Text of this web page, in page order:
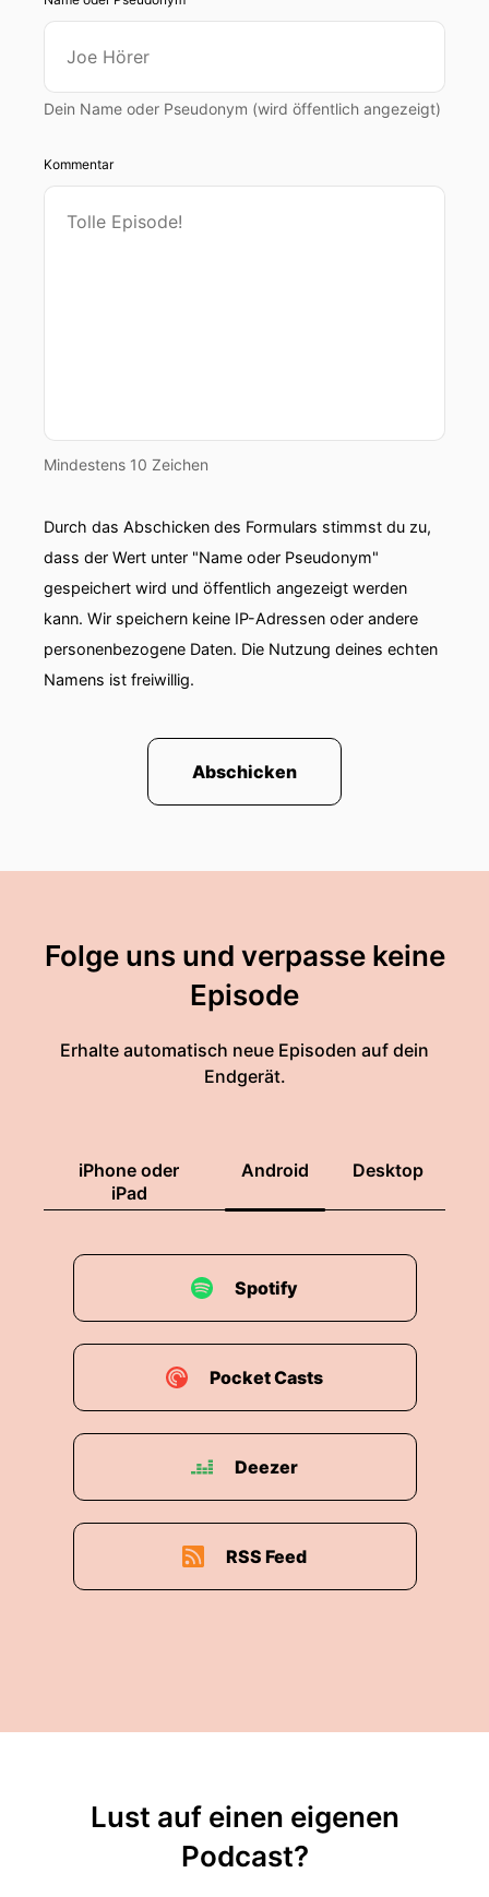
Dein Name oder Pseudonym (wird öffentlich angezeigt)
Kommentar
Mindestens 10 Zeichen
Durch das Abschicken des Formulars stimmst du zu,
dass der Wert unter "Name oder Pseudonym"
gespeichert wird und öffentlich angezeigt werden
kann. Wir speichern keine IP-Adressen oder andere
personenbezogene Daten. Die Nutzung deines echten
Namens ist freiwillig.
Abschicken
Folge uns und verpasse keine
Episode
Erhalte automatisch neue Episoden auf dein
Endgerät.
iPhone oder
iPad
Android Desktop
Spotify
Pocket Casts
Deezer
RSS Feed
Lust auf einen eigenen
Podcast?